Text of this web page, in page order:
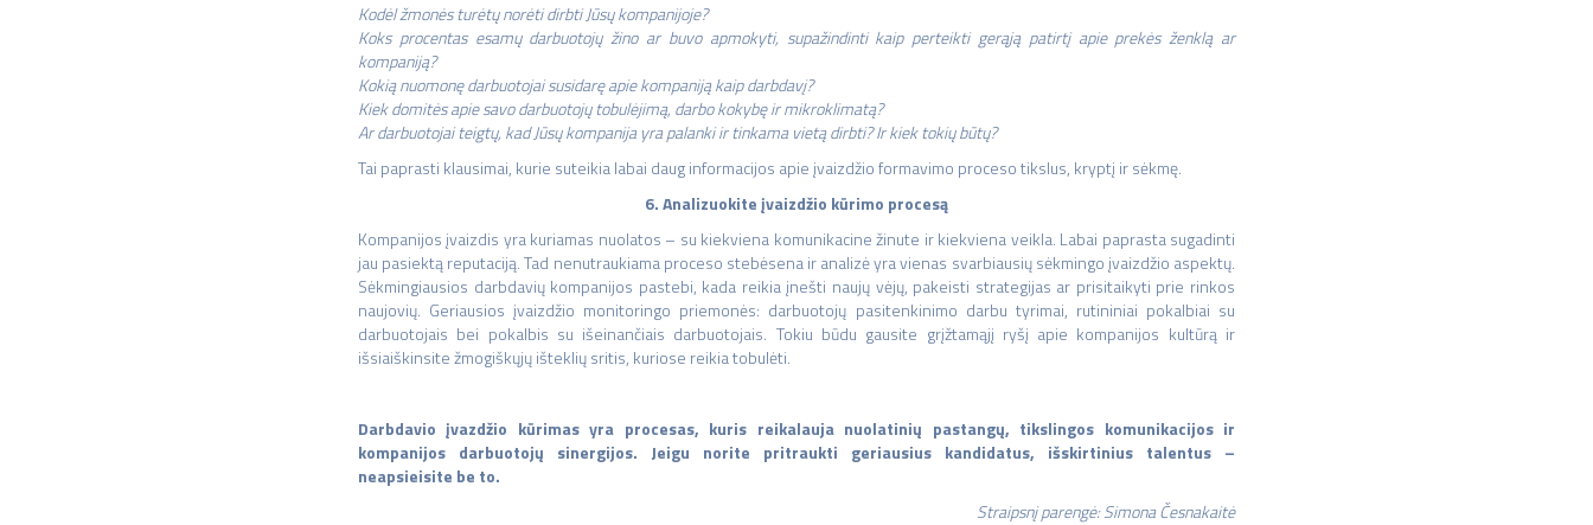
Kodėl žmonės turėtų norėti dirbti Jūsų kompanijoje?
Koks procentas esamų darbuotojų žino ar buvo apmokyti, supažindinti kaip perteikti gerąją patirtį apie prekės ženklą ar
kompaniją?
Kokią nuomonę darbuotojai susidarę apie kompaniją kaip darbdavį?
Kiek domitės apie savo darbuotojų tobulėjimą, darbo kokybę ir mikroklimatą?
Ar darbuotojai teigtų, kad Jūsų kompanija yra palanki ir tinkama vietą dirbti? Ir kiek tokių būtų?
Tai paprasti klausimai, kurie suteikia labai daug informacijos apie įvaizdžio formavimo proceso tikslus, kryptį ir sėkmę.
6. Analizuokite įvaizdžio kūrimo procesą
Kompanijos įvaizdis yra kuriamas nuolatos – su kiekviena komunikacine žinute ir kiekviena veikla. Labai paprasta sugadinti
jau pasiektą reputaciją. Tad nenutraukiama proceso stebėsena ir analizė yra vienas svarbiausių sėkmingo įvaizdžio aspektų.
Sėkmingiausios darbdavių kompanijos pastebi, kada reikia įnešti naujų vėjų, pakeisti strategijas ar prisitaikyti prie rinkos
naujovių. Geriausios įvaizdžio monitoringo priemonės: darbuotojų pasitenkinimo darbu tyrimai, rutininiai pokalbiai su
darbuotojais bei pokalbis su išeinančiais darbuotojais. Tokiu būdu gausite grįžtamąjį ryšį apie kompanijos kultūrą ir
išsiaiškinsite žmogiškųjų išteklių sritis, kuriose reikia tobulėti.
Darbdavio įvazdžio kūrimas yra procesas, kuris reikalauja nuolatinių pastangų, tikslingos komunikacijos ir
kompanijos darbuotojų sinergijos. Jeigu norite pritraukti geriausius kandidatus, išskirtinius talentus –
neapsieisite be to.
Straipsnį parengė: Simona Česnakaitė